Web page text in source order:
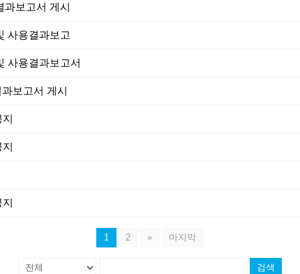
과보고서 게시
사용결과보고
사용결과보고서
보고서 게시
1 2 » 마지막
검색